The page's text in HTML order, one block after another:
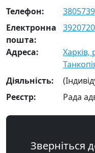
Телефон:
Електронна
пошта:
Адреса:
Діяльність:
Реєстр:
Рада
Зверніться